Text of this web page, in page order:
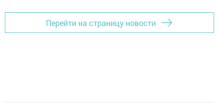
Перейти на страницу новости